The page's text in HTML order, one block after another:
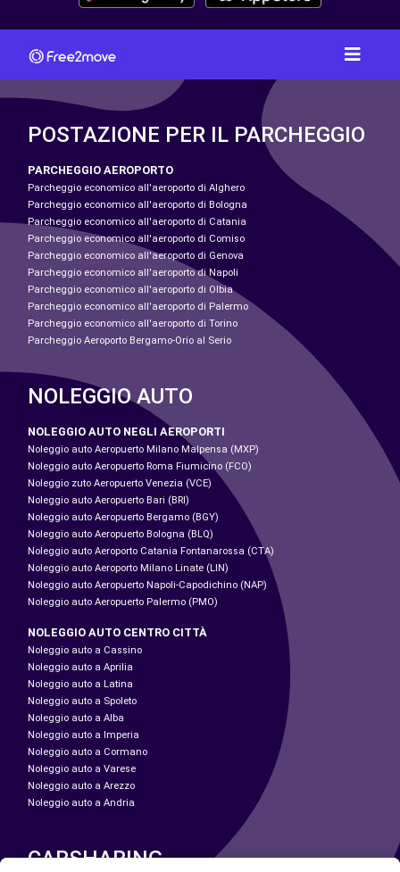
POSTAZIONE PER IL PARCHEGGIO
PARCHEGGIO AEROPORTO
Parcheggio economico all'aeroporto di Alghero
Parcheggio economico all'aeroporto di Bologna
Parcheggio economico all'aeroporto di Catania
Parcheggio economico all'aeroporto di Comiso
Parcheggio economico all'aeroporto di Genova
Parcheggio economico all'aeroporto di Napoli
Parcheggio economico all'aeroporto di Olbia
Parcheggio economico all'aeroporto di Palermo
Parcheggio economico all'aeroporto di Torino
Parcheggio Aeroporto Bergamo-Orio al Serio
NOLEGGIO AUTO
NOLEGGIO AUTO NEGLI AEROPORTI
Noleggio auto Aeropuerto Milano Malpensa (MXP)
Noleggio auto Aeropuerto Roma Fiumicino (FCO)
Noleggio zuto Aeropuerto Venezia (VCE)
Noleggio auto Aeropuerto Bari (BRI)
Noleggio auto Aeropuerto Bergamo (BGY)
Noleggio auto Aeropuerto Bologna (BLQ)
Noleggio auto Aeroporto Catania Fontanarossa (CTA)
Noleggio auto Aeroporto Milano Linate (LIN)
Noleggio auto Aeropuerto Napoli-Capodichino (NAP)
Noleggio auto Aeropuerto Palermo (PMO)
NOLEGGIO AUTO CENTRO CITTÀ
Noleggio auto a Cassino
Noleggio auto a Aprilia
Noleggio auto a Latina
Noleggio auto a Spoleto
Noleggio auto a Alba
Noleggio auto a Imperia
Noleggio auto a Cormano
Noleggio auto a Varese
Noleggio auto a Arezzo
Noleggio auto a Andria
CARSHARING